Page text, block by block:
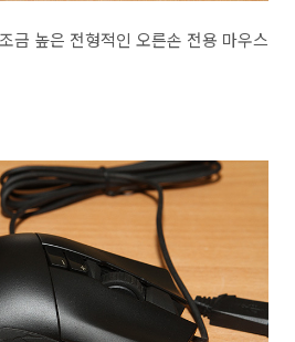
금 높은 전형적인 오른손 전용 마우스